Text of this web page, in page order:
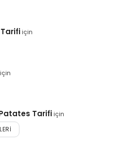
için
için
Patates Tarifiiçin